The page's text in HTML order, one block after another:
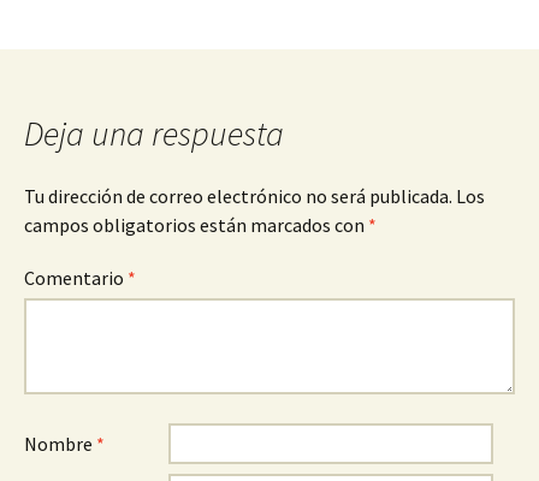
Deja una respuesta
Tu dirección de correo electrónico no será publicada. Los
campos obligatorios están marcados con *
Comentario *
Nombre *